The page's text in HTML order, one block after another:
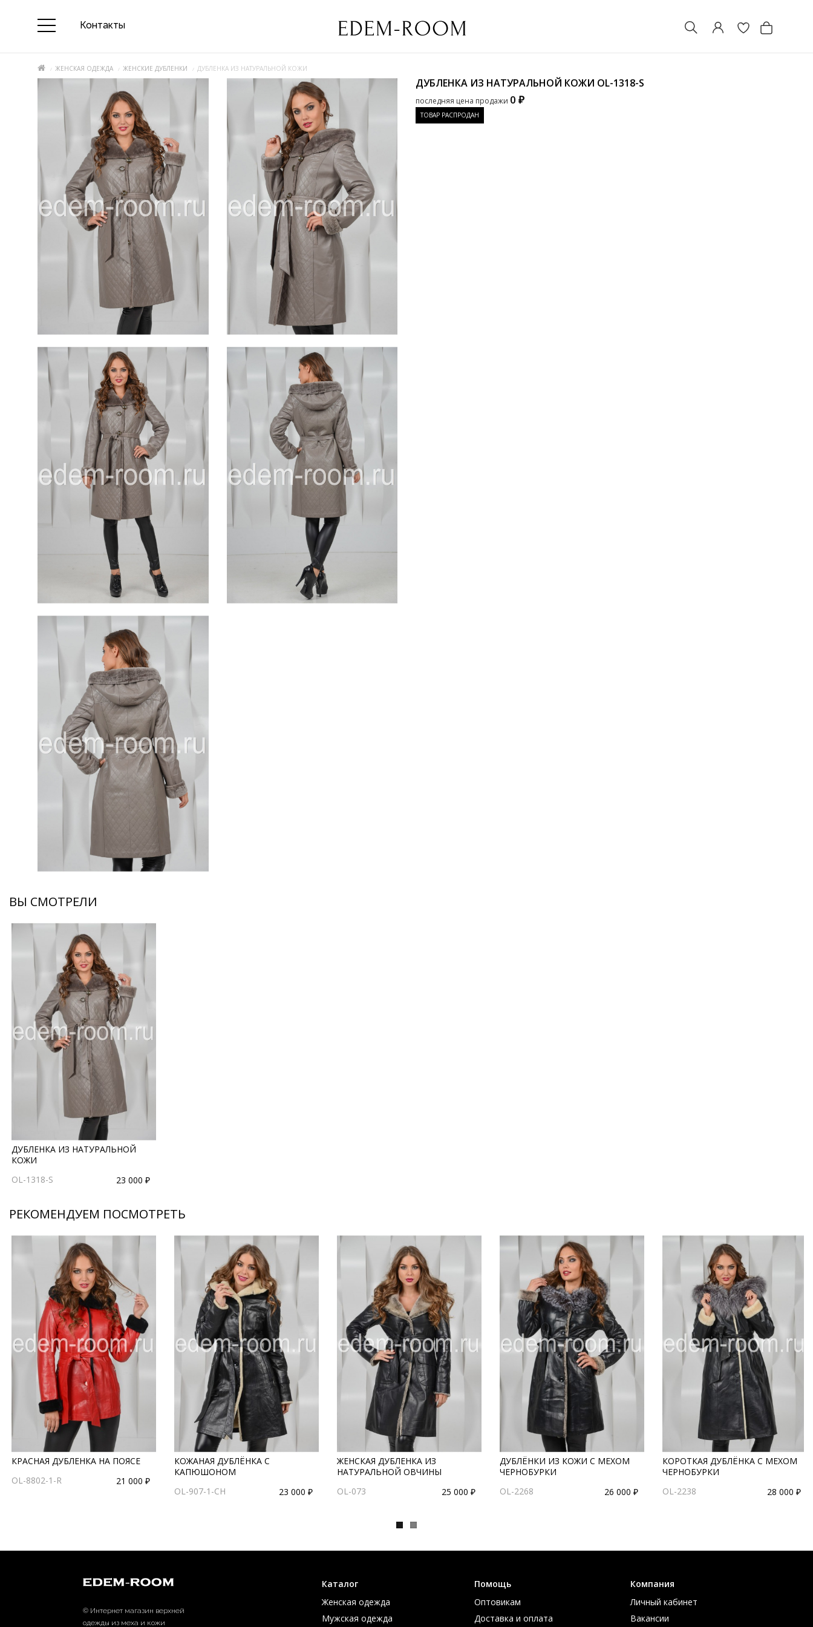
Контакты
ЖЕНСКАЯ ОДЕЖДА ЖЕНСКИЕ ДУБЛЕНКИ ДУБЛЕНКА ИЗ НАТУРАЛЬНОЙ КОЖИ
ДУБЛЕНКА ИЗ НАТУРАЛЬНОЙ КОЖИ OL-1318-S
последняя цена продажи 0 ₽
ТОВАР РАСПРОДАН
ВЫ СМОТРЕЛИ
ДУБЛЕНКА ИЗ НАТУРАЛЬНОЙ
КОЖИ
OL-1318-S
23 000 ₽
РЕКОМЕНДУЕМ ПОСМОТРЕТЬ
КРАСНАЯ ДУБЛЕНКА НА ПОЯСЕ
OL-8802-1-R
21 000 ₽
КОЖАНАЯ ДУБЛЁНКА С
КАПЮШОНОМ
OL-907-1-CH
23 000 ₽
ЖЕНСКАЯ ДУБЛЕНКА ИЗ
НАТУРАЛЬНОЙ ОВЧИНЫ
OL-073
25 000 ₽
ДУБЛЁНКИ ИЗ КОЖИ С МЕХОМ
ЧЕРНОБУРКИ
OL-2268
26 000 ₽
КОРОТКАЯ ДУБЛЁНКА С МЕХОМ
ЧЕРНОБУРКИ
OL-2238
28 000 ₽
© Интернет магазин верхней
одежды из меха и кожи
Каталог
Женская одежда
Мужская одежда
Помощь
Оптовикам
Доставка и оплата
Компания
Личный кабинет
Вакансии